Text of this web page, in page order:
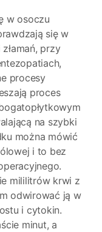
w osoczu
się w
przy
procesy
proces
na szybki
można mówić
i to bez
mililitrów krwi z
odwirować ją w
i cytokin.
minut, a